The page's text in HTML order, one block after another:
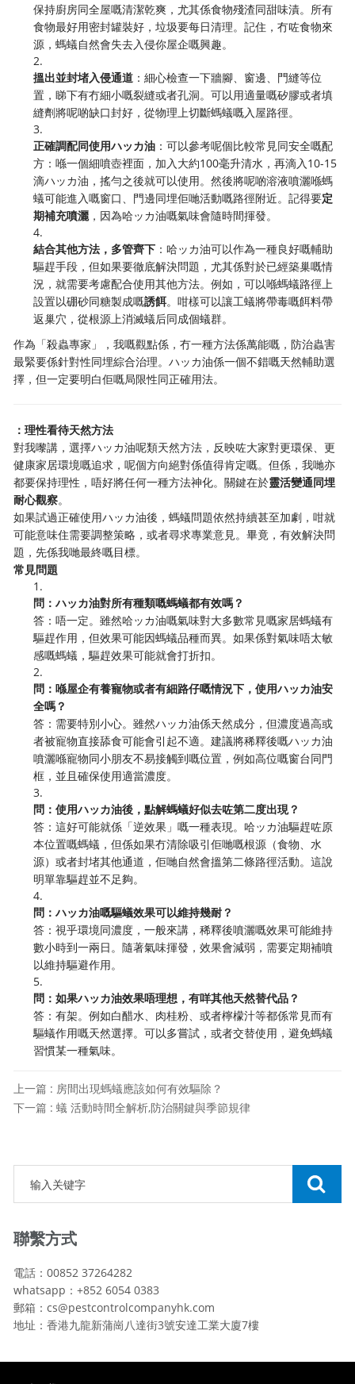
保持廚房同全屋嘅清潔乾爽，尤其係食物殘渣同甜味漬。所有
食物最好用密封罐裝好，垃圾要每日清理。記住，冇咗食物來
源，螞蟻自然會失去入侵你屋企嘅興趣。
2.
搵出並封堵入侵通道 ：細心檢查一下牆腳、窗邊、門縫等位
置，睇下有冇細小嘅裂縫或者孔洞。可以用適量嘅矽膠或者填
縫劑將呢啲缺口封好，從物理上切斷螞蟻嘅入屋路徑。
3.
正確調配同使用ハッカ油 ：可以參考呢個比較常見同安全嘅配
方：喺一個細噴壺裡面，加入大約100毫升清水，再滴入10-15
滴ハッカ油，搖勻之後就可以使用。然後將呢啲溶液噴灑喺螞
蟻可能進入嘅窗口、門邊同埋佢哋活動嘅路徑附近。記得要定
期補充噴灑，因為哈ッカ油嘅氣味會隨時間揮發。
4.
結合其他方法，多管齊下 ：哈ッカ油可以作為一種良好嘅輔助
驅趕手段，但如果要徹底解決問題，尤其係對於已經築巢嘅情
況，就需要考慮配合使用其他方法。例如，可以喺螞蟻路徑上
設置以硼砂同糖製成嘅誘餌。咁樣可以讓工蟻將帶毒嘅餌料帶
返巢穴，從根源上消滅蟻后同成個蟻群。
作為「殺蟲專家」，我嘅觀點係，冇一種方法係萬能嘅，防治蟲害
最緊要係針對性同埋綜合治理。ハッカ油係一個不錯嘅天然輔助選
擇，但一定要明白佢嘅局限性同正確用法。
：理性看待天然方法
對我嚟講，選擇ハッカ油呢類天然方法，反映咗大家對更環保、更
健康家居環境嘅追求，呢個方向絕對係值得肯定嘅。但係，我哋亦
都要保持理性，唔好將任何一種方法神化。關鍵在於靈活變通同埋
耐心觀察。
如果試過正確使用ハッカ油後，螞蟻問題依然持續甚至加劇，咁就
可能意味住需要調整策略，或者尋求專業意見。畢竟，有效解決問
題，先係我哋最終嘅目標。
常見問題
1.
問：ハッカ油對所有種類嘅螞蟻都有效嗎？
答：唔一定。雖然哈ッカ油嘅氣味對大多數常見嘅家居螞蟻有
驅趕作用，但效果可能因螞蟻品種而異。如果係對氣味唔太敏
感嘅螞蟻，驅趕效果可能就會打折扣。
2.
問：喺屋企有養寵物或者有細路仔嘅情況下，使用ハッカ油安
全嗎？
答：需要特別小心。雖然ハッカ油係天然成分，但濃度過高或
者被寵物直接舔食可能會引起不適。建議將稀釋後嘅ハッカ油
噴灑喺寵物同小朋友不易接觸到嘅位置，例如高位嘅窗台同門
框，並且確保使用適當濃度。
3.
問：使用ハッカ油後，點解螞蟻好似去咗第二度出現？
答：這好可能就係「逆效果」嘅一種表現。哈ッカ油驅趕咗原
本位置嘅螞蟻，但係如果冇清除吸引佢哋嘅根源（食物、水
源）或者封堵其他通道，佢哋自然會搵第二條路徑活動。這說
明單靠驅趕並不足夠。
4.
問：ハッカ油嘅驅蟻效果可以維持幾耐？
答：視乎環境同濃度，一般來講，稀釋後噴灑嘅效果可能維持
數小時到一兩日。隨著氣味揮發，效果會減弱，需要定期補噴
以維持驅避作用。
5.
問：如果ハッカ油效果唔理想，有咩其他天然替代品？
答：有架。例如白醋水、肉桂粉、或者檸檬汁等都係常見而有
驅蟻作用嘅天然選擇。可以多嘗試，或者交替使用，避免螞蟻
習慣某一種氣味。
上一篇 : 房間出現螞蟻應該如何有效驅除？
下一篇 : 蟻 活動時間全解析,防治關鍵與季節規律
聯繫方式
電話：00852 37264282
whatsapp：+852 6054 0383
郵箱：cs@pestcontrolcompanyhk.com
地址：香港九龍新蒲崗八達街3號安達工業大廈7樓